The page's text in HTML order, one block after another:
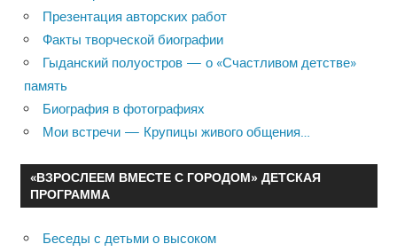
Презентация авторских работ
Факты творческой биографии
Гыданский полуостров — о «Счастливом детстве»
память
Биография в фотографиях
Мои встречи — Крупицы живого общения…
«ВЗРОСЛЕЕМ ВМЕСТЕ С ГОРОДОМ» ДЕТСКАЯ
ПРОГРАММА
Беседы с детьми о высоком